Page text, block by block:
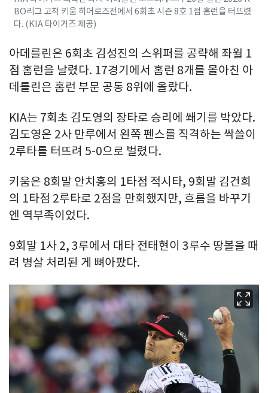
BO리그 고척 키움 히어로즈전에서 6회초 시즌 8호 1점 홈런을 터뜨렸
다. (KIA 타이거즈 제공)
아데를린은 6회초 김성진의 스위퍼를 공략해 좌월 1
점 홈런을 날렸다. 17경기에서 홈런 8개를 몰아친 아
데를린은 홈런 부문 공동 8위에 올랐다.
KIA는 7회초 김도영의 장타로 승리에 쐐기를 박았다.
김도영은 2사 만루에서 왼쪽 펜스를 직격하는 싹쓸이
2루타를 터뜨려 5-0으로 벌렸다.
키움은 8회말 안치홍의 1타점 적시타, 9회말 김건희
의 1타점 2루타로 2점을 만회했지만, 흐름을 바꾸기
엔 역부족이었다.
9회말 1사 2, 3루에서 대타 전태현이 3루수 땅볼을 때
려 병살 처리된 게 뼈아팠다.